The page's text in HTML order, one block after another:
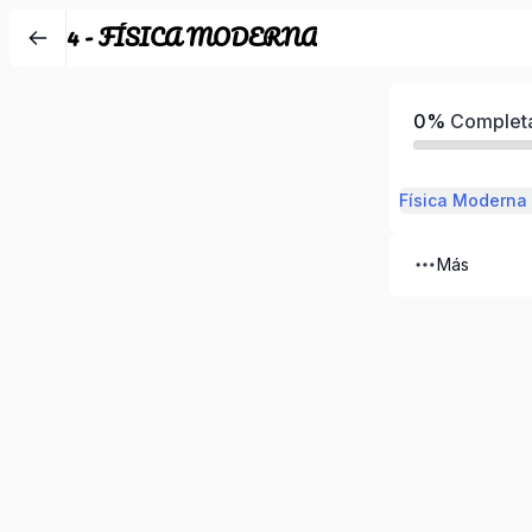
4 - FÍSICA MODERNA
0%
Física Moderna
Más